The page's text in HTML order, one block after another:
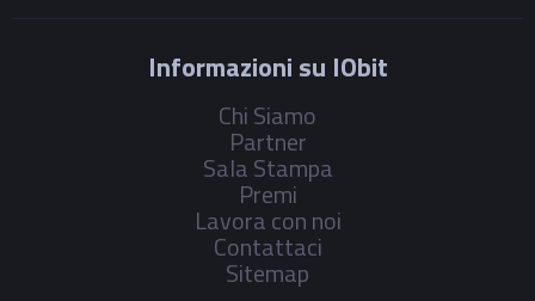
Informazioni su IObit
Chi Siamo
Partner
Sala Stampa
Premi
Lavora con noi
Contattaci
Sitemap